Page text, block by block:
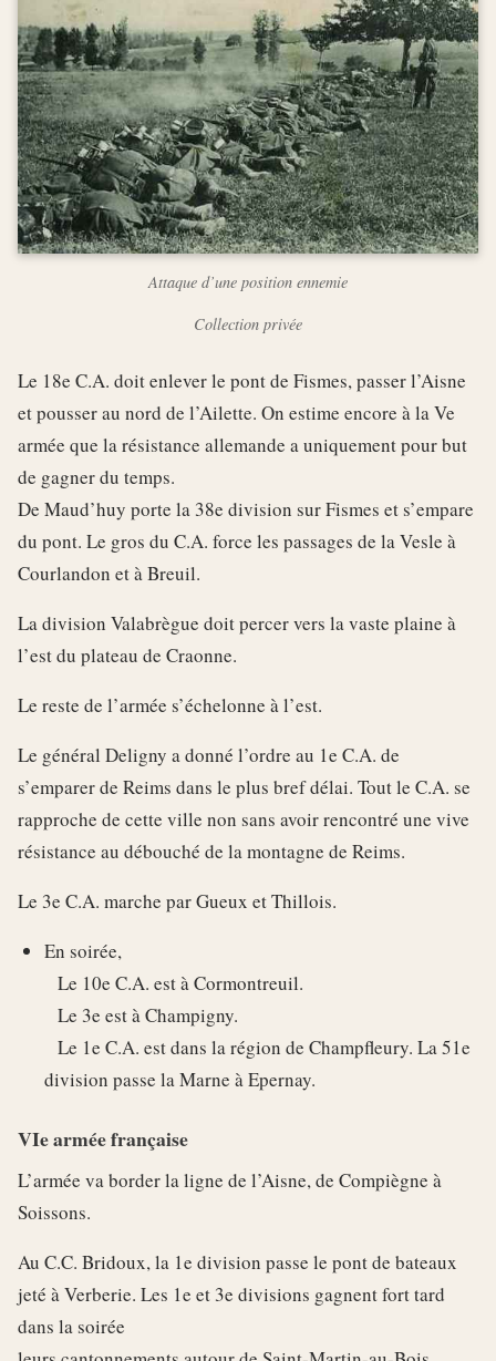
Attaque d’une position ennemie
Collection privée
Le 18e C.A. doit enlever le pont de Fismes, passer l’Aisne
et pousser au nord de l’Ailette. On estime encore à la Ve
armée que la résistance allemande a uniquement pour but
de gagner du temps.
De Maud’huy porte la 38e division sur Fismes et s’empare
du pont. Le gros du C.A. force les passages de la Vesle à
Courlandon et à Breuil.
La division Valabrègue doit percer vers la vaste plaine à
l’est du plateau de Craonne.
Le reste de l’armée s’échelonne à l’est.
Le général Deligny a donné l’ordre au 1e C.A. de
s’emparer de Reims dans le plus bref délai. Tout le C.A. se
rapproche de cette ville non sans avoir rencontré une vive
résistance au débouché de la montagne de Reims.
Le 3e C.A. marche par Gueux et Thillois.
En soirée,
Le 10e C.A. est à Cormontreuil.
Le 3e est à Champigny.
Le 1e C.A. est dans la région de Champfleury. La 51e
division passe la Marne à Epernay.
VIe armée française
L’armée va border la ligne de l’Aisne, de Compiègne à
Soissons.
Au C.C. Bridoux, la 1e division passe le pont de bateaux
jeté à Verberie. Les 1e et 3e divisions gagnent fort tard
dans la soirée